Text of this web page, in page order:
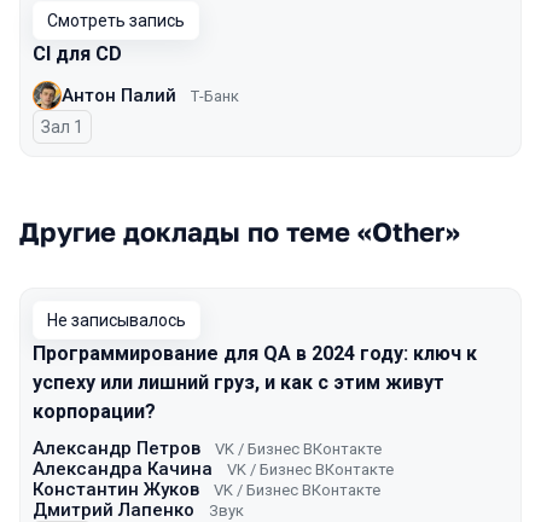
Смотреть запись
CI для CD
Антон Палий Т-Банк
Зал 1
Другие доклады по теме «Other»
Не записывалось
Программирование для QA в 2024 году: ключ к
успеху или лишний груз, и как с этим живут
корпорации?
Александр Петров VK / Бизнес ВКонтакте
Александра Качина VK / Бизнес ВКонтакте
Константин Жуков VK / Бизнес ВКонтакте
Дмитрий Лапенко Звук